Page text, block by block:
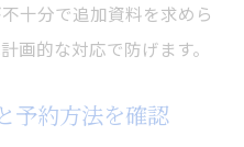
十分で追加資料を求めら
画的な対応で防げます。
予約方法を確認